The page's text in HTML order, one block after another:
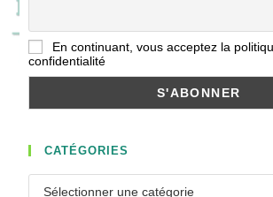
En continuant, vous acceptez la
confidentialité
CATÉGORIES
Catégories